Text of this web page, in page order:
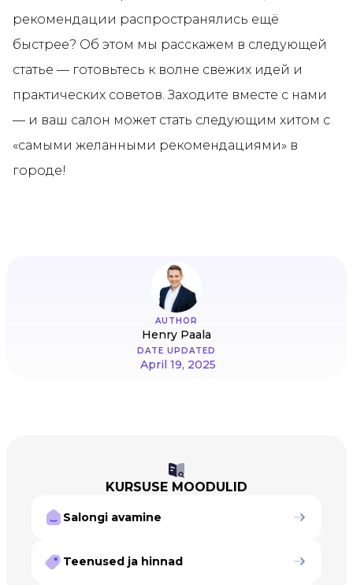
рекомендации распространялись ещё
быстрее? Об этом мы расскажем в следующей
статье — готовьтесь к волне свежих идей и
практических советов. Заходите вместе с нами
— и ваш салон может стать следующим хитом с
«самыми желанными рекомендациями» в
городе!
AUTHOR
Henry Paala
DATE UPDATED
April 19, 2025
KURSUSE MOODULID
Salongi avamine
Teenused ja hinnad